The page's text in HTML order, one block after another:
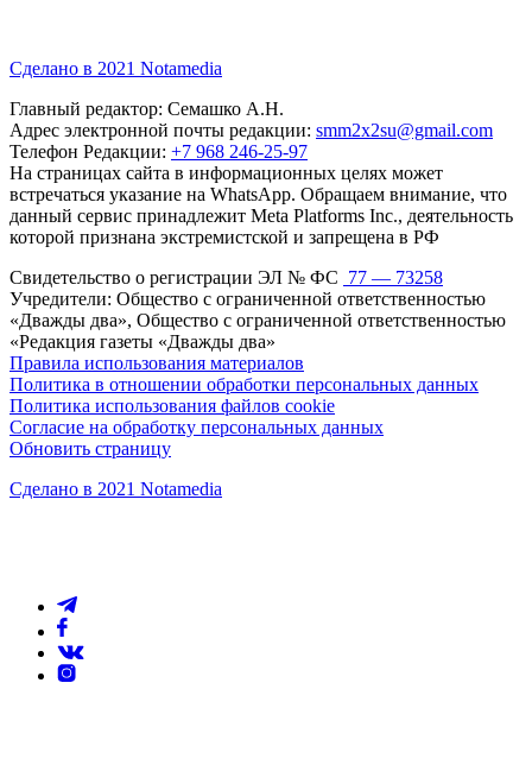
Сделано в 2021 Notamedia
Главный редактор: Семашко А.Н.
Адрес электронной почты редакции: smm2x2su@gmail.com
Телефон Редакции: +7 968 246-25-97
На страницах сайта в информационных целях может
встречаться указание на WhatsApp. Обращаем внимание, что
данный сервис принадлежит Meta Platforms Inc., деятельность
которой признана экстремистской и запрещена в РФ
Свидетельство о регистрации ЭЛ № ФС 77 — 73258
Учредители: Общество с ограниченной ответственностью
«Дважды два», Общество с ограниченной ответственностью
«Редакция газеты «Дважды два»
Правила использования материалов
Политика в отношении обработки персональных данных
Политика использования файлов cookie
Согласие на обработку персональных данных
Обновить страницу
Сделано в 2021 Notamedia